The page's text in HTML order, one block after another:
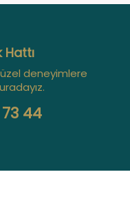
deneyimlere
44